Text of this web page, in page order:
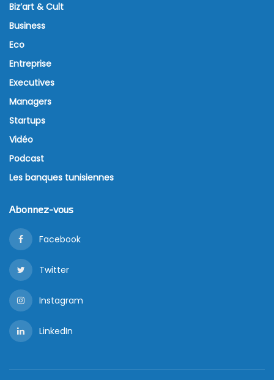
Biz’art & Cult
Business
Eco
Entreprise
Executives
Managers
Startups
Vidéo
Podcast
Les banques tunisiennes
Abonnez-vous
Facebook
Twitter
Instagram
LinkedIn